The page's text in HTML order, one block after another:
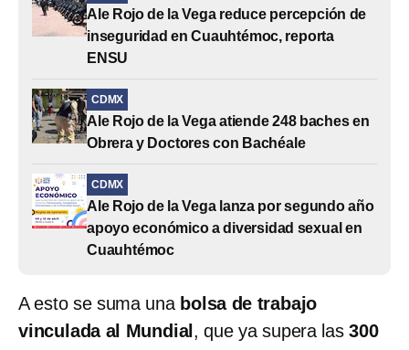
Ale Rojo de la Vega reduce percepción de
inseguridad en Cuauhtémoc, reporta
ENSU
CDMX
Ale Rojo de la Vega atiende 248 baches en
Obrera y Doctores con Bachéale
CDMX
Ale Rojo de la Vega lanza por segundo año
apoyo económico a diversidad sexual en
Cuauhtémoc
A esto se suma una bolsa de trabajo
vinculada al Mundial , que ya supera las300